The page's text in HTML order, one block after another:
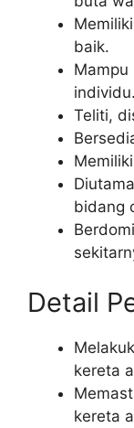
baik.
Mampu
individu.
Teliti,
bidang
Detail
kereta
kereta